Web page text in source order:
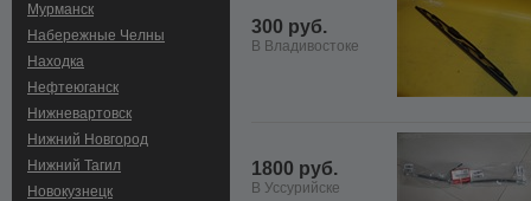
Мурманск
Набережные Челны
Находка
Нефтеюганск
Нижневартовск
Нижний Новгород
Нижний Тагил
Новокузнецк
300 руб.
В Владивостоке
1800 руб.
В Уссурийске